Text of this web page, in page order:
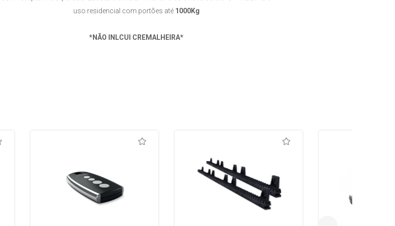
uso residencial com portões até 1000Kg
*NÃO INLCUI CREMALHEIRA*